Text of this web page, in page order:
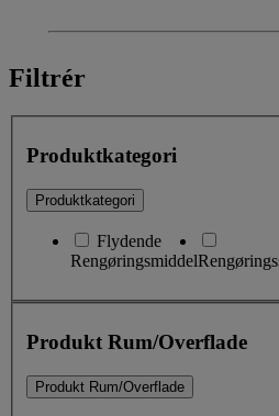
Filtrér
Produktkategori
Produktkategori
Flydende
Rengøringsmiddel
Produkt Rum/Overflade
Produkt Rum/Overflade